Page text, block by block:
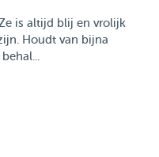
is altijd blij en vrolijk
Houdt van bijna